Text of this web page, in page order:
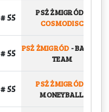
# 55 PSŻ ŻMIGRÓD
COSMODISC
# 55 PSŻ ŻMIGRÓD -BASKET
TEAM
# 55 PSŻ ŻMIGRÓD
MONEYBALL